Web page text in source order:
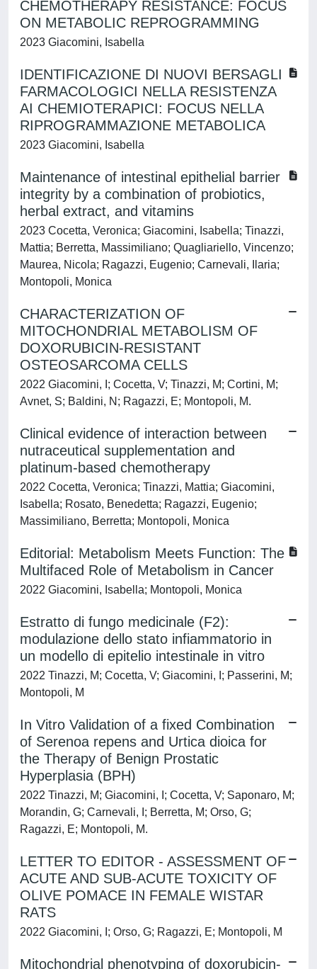
CHEMOTHERAPY RESISTANCE: FOCUS
ON METABOLIC REPROGRAMMING
2023 Giacomini, Isabella
IDENTIFICAZIONE DI NUOVI BERSAGLI
FARMACOLOGICI NELLA RESISTENZA
AI CHEMIOTERAPICI: FOCUS NELLA
RIPROGRAMMAZIONE METABOLICA
2023 Giacomini, Isabella
Maintenance of intestinal epithelial barrier
integrity by a combination of probiotics,
herbal extract, and vitamins
2023 Cocetta, Veronica; Giacomini, Isabella; Tinazzi,
Mattia; Berretta, Massimiliano; Quagliariello, Vincenzo;
Maurea, Nicola; Ragazzi, Eugenio; Carnevali, Ilaria;
Montopoli, Monica
CHARACTERIZATION OF
MITOCHONDRIAL METABOLISM OF
DOXORUBICIN-RESISTANT
OSTEOSARCOMA CELLS
2022 Giacomini, I; Cocetta, V; Tinazzi, M; Cortini, M;
Avnet, S; Baldini, N; Ragazzi, E; Montopoli, M.
Clinical evidence of interaction between
nutraceutical supplementation and
platinum-based chemotherapy
2022 Cocetta, Veronica; Tinazzi, Mattia; Giacomini,
Isabella; Rosato, Benedetta; Ragazzi, Eugenio;
Massimiliano, Berretta; Montopoli, Monica
Editorial: Metabolism Meets Function: The
Multifaced Role of Metabolism in Cancer
2022 Giacomini, Isabella; Montopoli, Monica
Estratto di fungo medicinale (F2):
modulazione dello stato infiammatorio in
un modello di epitelio intestinale in vitro
2022 Tinazzi, M; Cocetta, V; Giacomini, I; Passerini, M;
Montopoli, M
In Vitro Validation of a fixed Combination
of Serenoa repens and Urtica dioica for
the Therapy of Benign Prostatic
Hyperplasia (BPH)
2022 Tinazzi, M; Giacomini, I; Cocetta, V; Saponaro, M;
Morandin, G; Carnevali, I; Berretta, M; Orso, G;
Ragazzi, E; Montopoli, M.
LETTER TO EDITOR - ASSESSMENT OF
ACUTE AND SUB-ACUTE TOXICITY OF
OLIVE POMACE IN FEMALE WISTAR
RATS
2022 Giacomini, I; Orso, G; Ragazzi, E; Montopoli, M
Mitochondrial phenotyping of doxorubicin-